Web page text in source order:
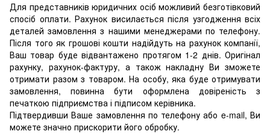
Для представників юридичних осіб можливий безготівковий
спосіб оплати. Рахунок висилається після узгодження всіх
деталей замовлення з нашими менеджерами по телефону.
Після того як грошові кошти надійдуть на рахунок компанії,
Ваш товар буде відвантажено протягом 1-2 днів. Оригінал
рахунку, рахунок-фактуру, а також накладну Ви зможете
отримати разом з товаром. На особу, яка буде отримувати
замовлення, повинна бути оформлена довіреність з
печаткою підприємства і підписом керівника.
Підтвердивши Ваше замовлення по телефону або e-mail, Ви
можете значно прискорити його обробку.